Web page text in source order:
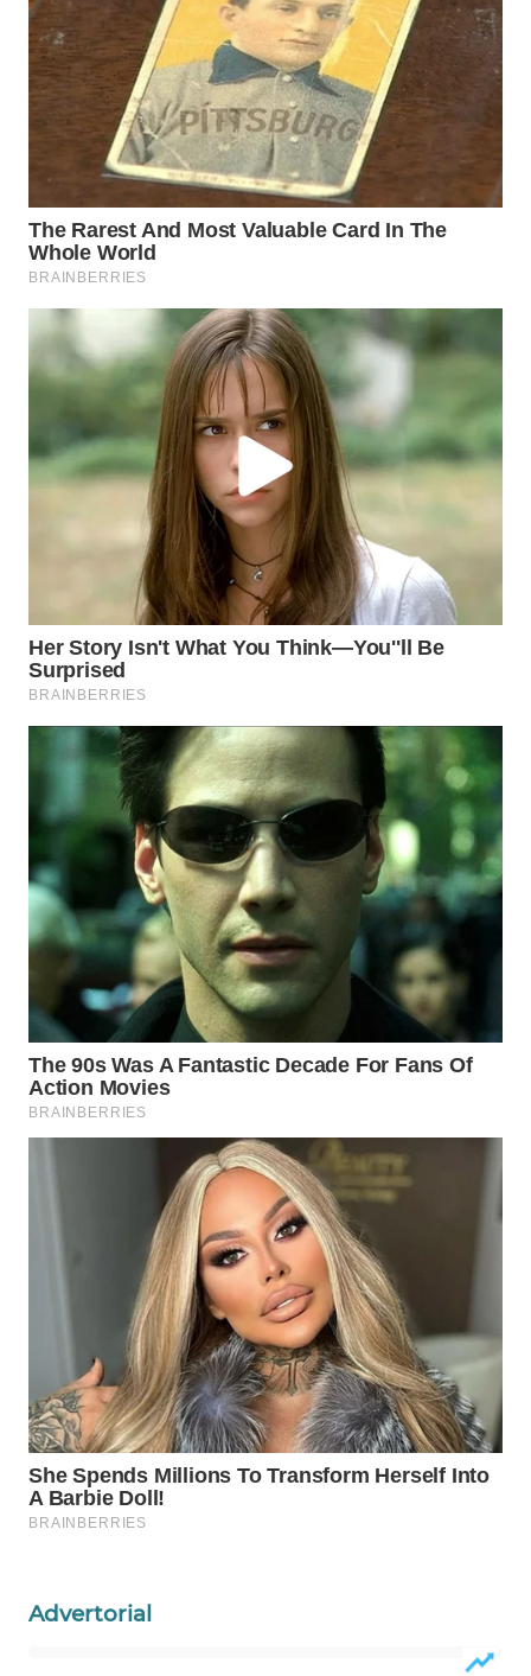
Advertorial
WN
SOLO
BOROBUDUR
WN
MADURA
WN
NATUNA
WN
WN
LIKUPANG
WN
LABUANBAJO
WN
Wahana
Media
Group
WAHANA
NEWS
WAHANA
TANI
INFRASTRUKTUR
WAHANA
KONSUMEN
WAHANA
LISTRIK
WAHANA
WAHANA